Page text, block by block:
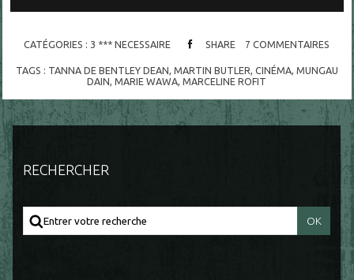
CATÉGORIES : 3 *** NECESSAIRE SHARE 7 COMMENTAIRES
TAGS : TANNA DE BENTLEY DEAN MARTIN BUTLER CINÉMA, MUNGAU
DAIN ,MARIE WAWA ,MARCELINE ROFIT
RECHERCHER